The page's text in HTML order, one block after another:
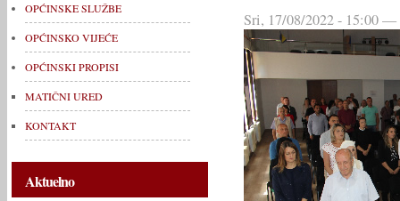
OPĆINSKE SLUŽBE
OPĆINSKO VIJEĆE
OPĆINSKI PROPISI
MATIČNI URED
KONTAKT
Aktuelno
Sri, 17/08/2022 - 15:00